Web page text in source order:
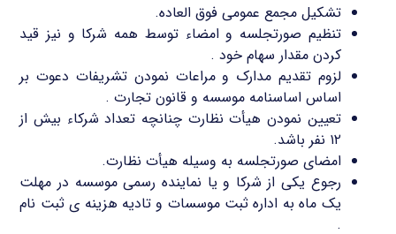
تشکیل مجمع عمومی فوق العاده.
تنظیم صورتجلسه و امضاء توسط همه شرکا و نیز قید
کردن مقدار سهام خود .
لزوم تقدیم مدارک و مراعات نمودن تشریفات دعوت بر
اساس اساسنامه موسسه و قانون تجارت .
تعیین نمودن هیأت نظارت چنانچه تعداد شرکاء بیش از
۱۲ نفر باشد.
امضای صورتجلسه به وسیله هیأت نظارت.
رجوع یکی از شرکا و یا نماینده رسمی موسسه در مهلت
یک ماه به اداره ثبت موسسات و تادیه هزینه ی ثبت نام
.